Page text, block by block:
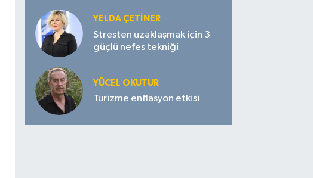
YELDA ÇETİNER
Stresten uzaklaşmak için 3
güçlü nefes tekniği
YÜCEL OKUTUR
Turizme enflasyon etkisi